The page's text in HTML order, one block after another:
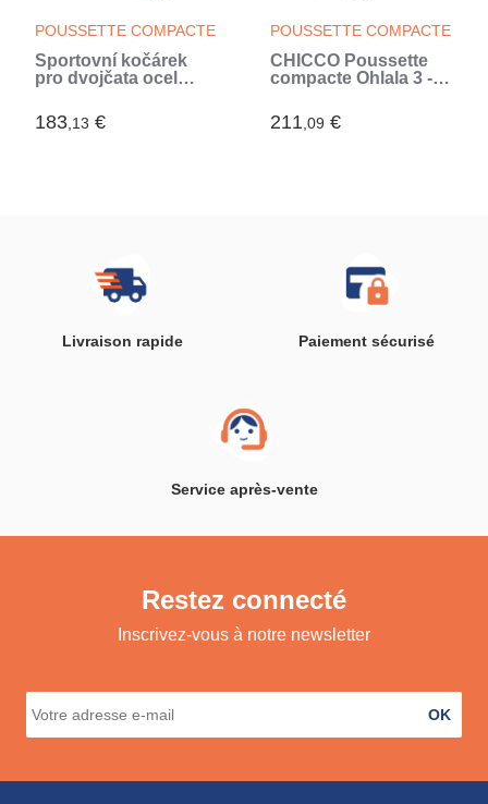
POUSSETTE COMPACTE
Sportovní kočárek
pro dvojčata ocel
183,13 €
POUSSETTE COMPACTE
CHICCO Poussette
compacte Ohlala 3 -
Jusqu'a 15kg -
Dossier inclinable -
211,09 €
Livraison rapide Paiement sécurisé
Service après-vente
Restez connecté
Inscrivez-vous à notre newsletter
OK